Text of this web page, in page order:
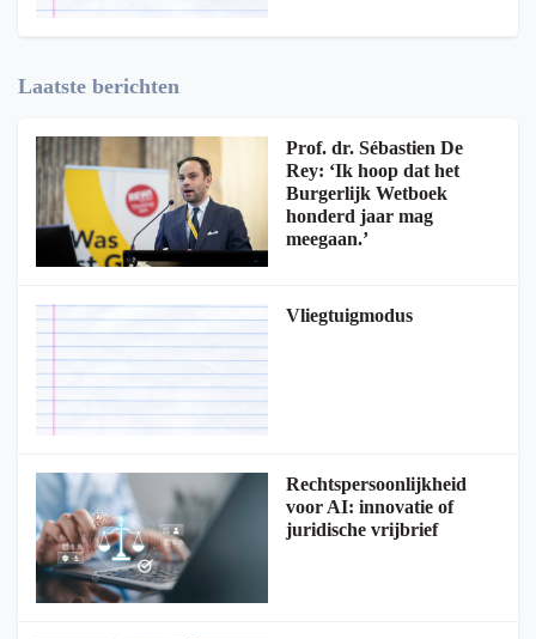
Laatste berichten
Prof. dr. Sébastien De
Rey: ‘Ik hoop dat het
Burgerlijk Wetboek
honderd jaar mag
meegaan.’
Vliegtuigmodus
Rechtspersoonlijkheid
voor AI: innovatie of
juridische vrijbrief